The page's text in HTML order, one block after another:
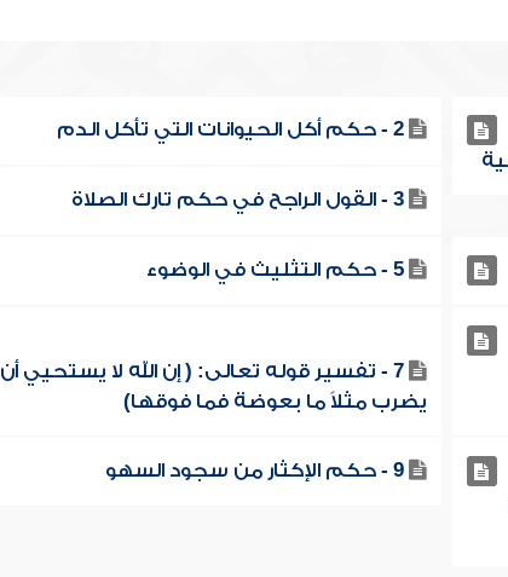
2 - حكم أكل الحيوانات التي تأكل الدم
3 - القول الراجح في حكم تارك الصلاة
5 - حكم التثليث في الوضوء
7 - تفسير قوله تعالى: ( إن الله لا يستحيي أن
يضرب مثلاً ما بعوضة فما فوقها)
9 - حكم الإكثار من سجود السهو